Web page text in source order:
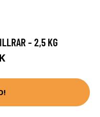
- 2,5 KG